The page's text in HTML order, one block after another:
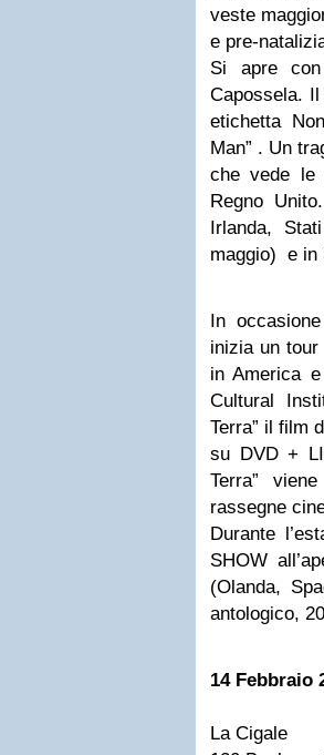
veste
e pre-
Si apre
Capossela.
etichetta
Man” . Un
che vede le
Regno
Irlanda, Stati
maggio) e in
In
inizia un
in America
Cultural
Terra” il film
su DVD +
Terra”
rassegne
Durante
SHOW
(Olanda,
antologico,
14 Febbraio
La Cigale